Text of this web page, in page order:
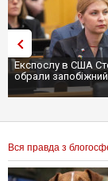
Експослу в США
обрали запобіжний
Вся правда з